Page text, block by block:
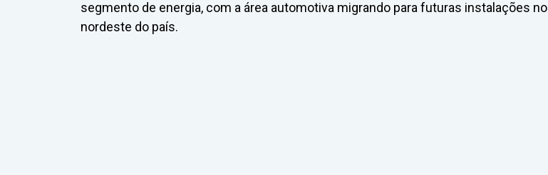
segmento de energia, com a área automotiva migrando para futuras instalações no
nordeste do país.